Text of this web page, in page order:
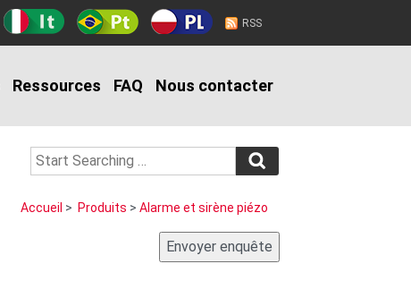
RSS
Ressources FAQ Nous contacter
Accueil > Produits > Alarme et sirène piézo